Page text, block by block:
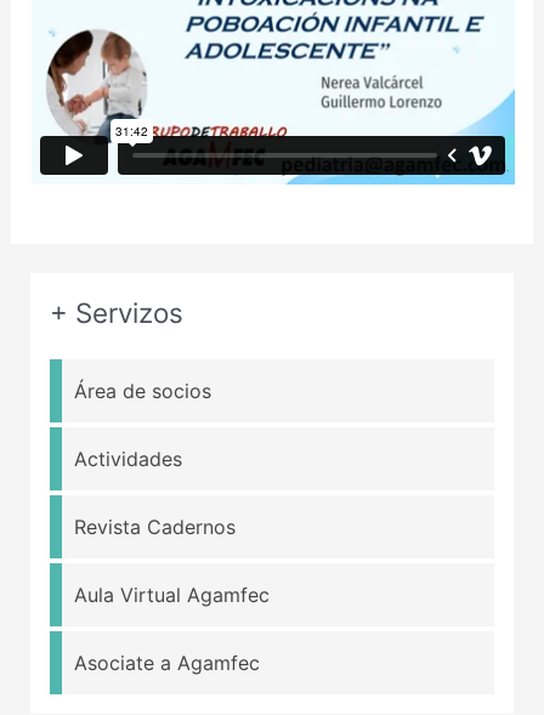
+ Servizos
Área de socios
Actividades
Revista Cadernos
Aula Virtual Agamfec
Asociate a Agamfec